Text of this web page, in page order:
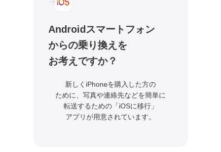
Androidスマートフォン
からの乗り換えを
お考えですか？
新しくiPhoneを購入した方の
ために、 写真や連絡先などを簡単に
転送するための「iOSに移行」
アプリが用意されています。